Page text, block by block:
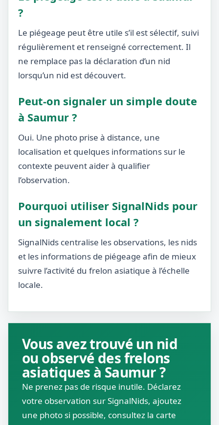
?
Le piégeage peut être utile s’il est sélectif, suivi
régulièrement et renseigné correctement. Il
ne remplace pas la déclaration d’un nid
lorsqu’un nid est découvert.
Peut-on signaler un simple doute
à Saumur ?
Oui. Une photo prise à distance, une
localisation et quelques informations sur le
contexte peuvent aider à qualifier
l’observation.
Pourquoi utiliser SignalNids pour
un signalement local ?
SignalNids centralise les observations, les nids
et les informations de piégeage afin de mieux
suivre l’activité du frelon asiatique à l’échelle
locale.
Vous avez trouvé un nid
ou observé des frelons
asiatiques à Saumur ?
Ne prenez pas de risque inutile. Déclarez
votre observation sur SignalNids, ajoutez
une photo si possible, consultez la carte